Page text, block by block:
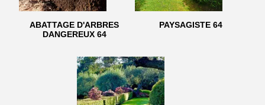
ABATTAGE D'ARBRES
DANGEREUX 64
PAYSAGISTE 64